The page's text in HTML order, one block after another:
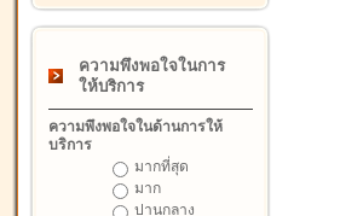
ความพึงพอใจในการ
ให้บริการ
ความพึงพอใจในด้านการให้
บริการ
มากที่สุด
มาก
ปานกลาง